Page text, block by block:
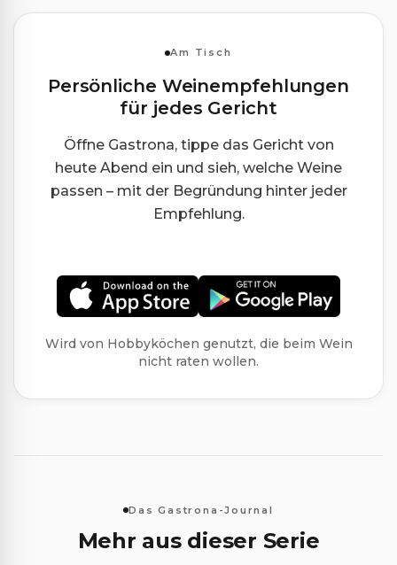
Am Tisch
Persönliche Weinempfehlungen
für jedes Gericht
Öffne Gastrona, tippe das Gericht von
heute Abend ein und sieh, welche Weine
passen – mit der Begründung hinter jeder
Empfehlung.
Wird von Hobbyköchen genutzt, die beim Wein
nicht raten wollen.
Das Gastrona-Journal
Mehr aus dieser Serie